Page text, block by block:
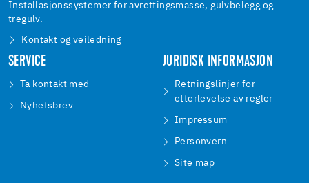
Installasjonssystemer for avrettingsmasse, gulvbelegg og
tregulv.
Kontakt og veiledning
SERVICE
Ta kontakt med
Nyhetsbrev
JURIDISK INFORMASJON
Retningslinjer for
etterlevelse av regler
Impressum
Personvern
Site map